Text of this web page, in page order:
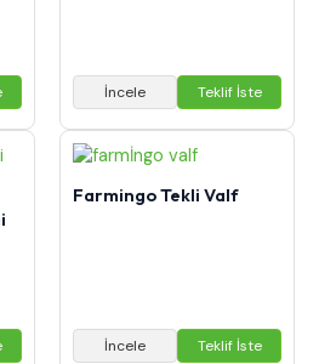
İncele Teklif İste
Farmingo Tekli Valf
İncele Teklif İste